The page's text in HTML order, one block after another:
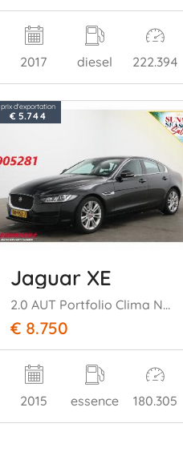
2017 diesel 222.394
prix d'exportation
€ 5.744
Jaguar XE
2.0 AUT Portfolio Clima Navi Cruise Leder SHZ PDC
€ 8.750
2015 essence 180.305